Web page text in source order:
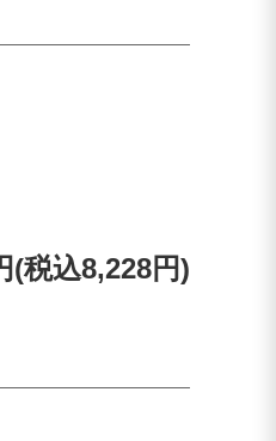
(税込8,228円)